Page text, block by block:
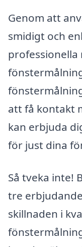
Genom att
smidigt och
att få kontakt
kan erbjuda
för just dina
Så tveka inte!
tre
skillnaden i